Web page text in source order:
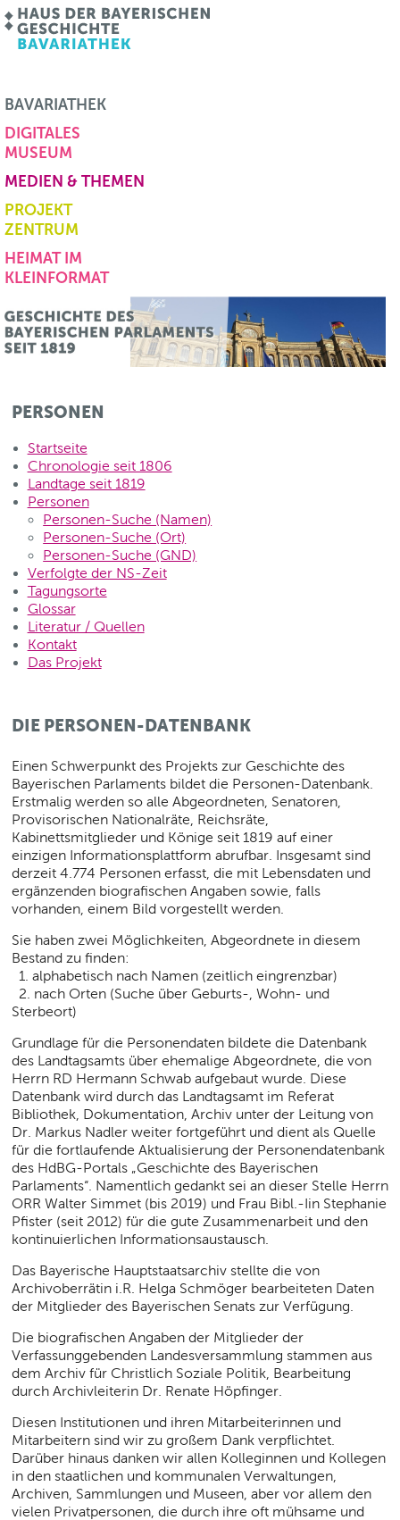
BAVARIATHEK
DIGITALES
MUSEUM
MEDIEN & THEMEN
PROJEKT
ZENTRUM
HEIMAT IM
KLEINFORMAT
PERSONEN
Startseite
Chronologie seit 1806
Landtage seit 1819
Personen
Personen-Suche (Namen)
Personen-Suche (Ort)
Personen-Suche (GND)
Verfolgte der NS-Zeit
Tagungsorte
Glossar
Literatur / Quellen
Kontakt
Das Projekt
DIE PERSONEN-DATENBANK
Einen Schwerpunkt des Projekts zur Geschichte des
Bayerischen Parlaments bildet die Personen-Datenbank.
Erstmalig werden so alle Abgeordneten, Senatoren,
Provisorischen Nationalräte, Reichsräte,
Kabinettsmitglieder und Könige seit 1819 auf einer
einzigen Informationsplattform abrufbar. Insgesamt sind
derzeit 4.774 Personen erfasst, die mit Lebensdaten und
ergänzenden biografischen Angaben sowie, falls
vorhanden, einem Bild vorgestellt werden.
Sie haben zwei Möglichkeiten, Abgeordnete in diesem
Bestand zu finden:
1. alphabetisch nach Namen (zeitlich eingrenzbar)
2. nach Orten (Suche über Geburts-, Wohn- und
Sterbeort)
Grundlage für die Personendaten bildete die Datenbank
des Landtagsamts über ehemalige Abgeordnete, die von
Herrn RD Hermann Schwab aufgebaut wurde. Diese
Datenbank wird durch das Landtagsamt im Referat
Bibliothek, Dokumentation, Archiv unter der Leitung von
Dr. Markus Nadler weiter fortgeführt und dient als Quelle
für die fortlaufende Aktualisierung der Personendatenbank
des HdBG-Portals „Geschichte des Bayerischen
Parlaments“. Namentlich gedankt sei an dieser Stelle Herrn
ORR Walter Simmet (bis 2019) und Frau Bibl.-Iin Stephanie
Pfister (seit 2012) für die gute Zusammenarbeit und den
kontinuierlichen Informationsaustausch.
Das Bayerische Hauptstaatsarchiv stellte die von
Archivoberrätin i.R. Helga Schmöger bearbeiteten Daten
der Mitglieder des Bayerischen Senats zur Verfügung.
Die biografischen Angaben der Mitglieder der
Verfassunggebenden Landesversammlung stammen aus
dem Archiv für Christlich Soziale Politik, Bearbeitung
durch Archivleiterin Dr. Renate Höpfinger.
Diesen Institutionen und ihren Mitarbeiterinnen und
Mitarbeitern sind wir zu großem Dank verpflichtet.
Darüber hinaus danken wir allen Kolleginnen und Kollegen
in den staatlichen und kommunalen Verwaltungen,
Archiven, Sammlungen und Museen, aber vor allem den
vielen Privatpersonen, die durch ihre oft mühsame und